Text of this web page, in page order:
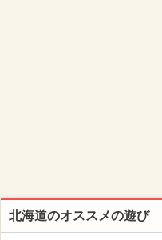
北海道のオススメの遊び